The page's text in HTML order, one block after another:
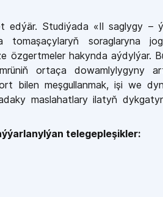
edýär. Studiýada «Il saglygy –
tomaşaçylaryň soraglaryna
özgertmeler hakynda aýdylýar.
ortaça dowamlylygyny
bilen meşgullanmak, işi we
maslahatlary ilatyň
telegepleşikler: